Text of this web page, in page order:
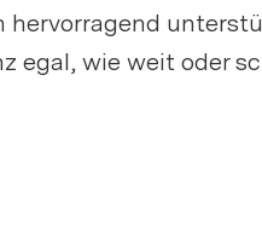
egal, wie weit oder